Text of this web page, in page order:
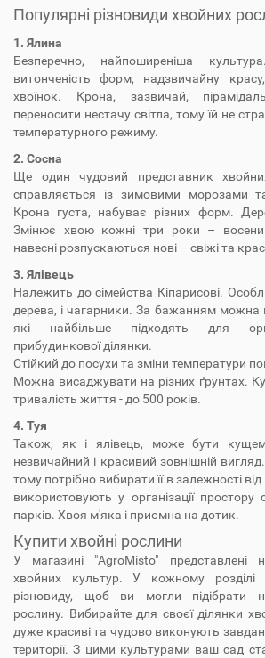
Популярні різновиди хвойних
1. Ялина
Безперечно, найпоширеніша
витонченість форм, надзвичайну
хвоїнок. Крона, зазвичай,
переносити нестачу світла, тому їй не
температурного режиму.
2. Сосна
Ще один чудовий представник
справляється із зимовими морозами
Крона густа, набуває різних форм.
Змінює хвою кожні три роки –
навесні розпускаються нові – свіжі та
3. Ялівець
Належить до сімейства Кіпарисові.
дерева, і чагарники. За бажанням можна
які найбільше підходять для
прибудинкової ділянки.
Стійкий до посухи та зміни температури
Можна висаджувати на різних ґрунтах.
тривалість життя - до 500 років.
4. Туя
Також, як і ялівець, може бути
незвичайний і красивий зовнішній
тому потрібно вибирати її в залежності
використовують у організації простору
парків. Хвоя м'яка і приємна на дотик.
Купити хвойні рослини
У магазині "AgroMisto" представлені
хвойних культур. У кожному
різновиду, щоб ви могли підібрати
рослину. Вибирайте для своєї ділянки
дуже красиві та чудово виконують
території. З цими культурами ваш сад